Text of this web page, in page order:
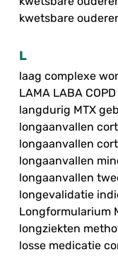
kwetsbare
L
laag complexe
LAMA LABA COPD
langdurig MTX
longaanvallen
longaanvallen
longaanvallen
longaanvallen
longevalidatie
Longformularium
longziekten
losse medicatie